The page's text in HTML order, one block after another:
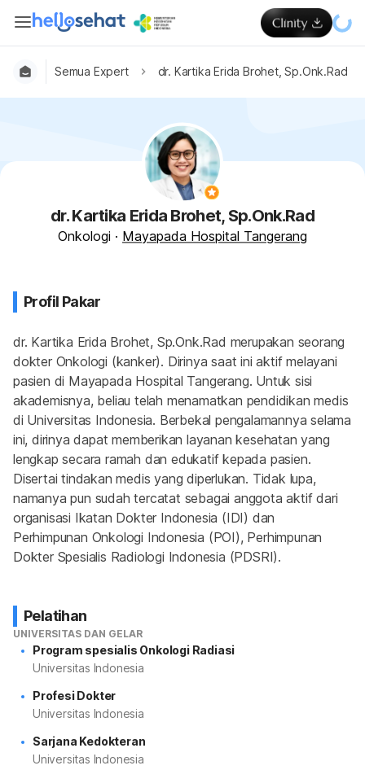
Semua Expert dr. Kartika Erida Brohet, Sp.Onk.Rad
dr. Kartika Erida Brohet, Sp.Onk.Rad
Onkologi · Mayapada Hospital Tangerang
Profil Pakar
dr. Kartika Erida Brohet, Sp.Onk.Rad merupakan seorang
dokter Onkologi (kanker). Dirinya saat ini aktif melayani
pasien di Mayapada Hospital Tangerang. Untuk sisi
akademisnya, beliau telah menamatkan pendidikan medis
di Universitas Indonesia. Berbekal pengalamannya selama
ini, dirinya dapat memberikan layanan kesehatan yang
lengkap secara ramah dan edukatif kepada pasien.
Disertai tindakan medis yang diperlukan. Tidak lupa,
namanya pun sudah tercatat sebagai anggota aktif dari
organisasi Ikatan Dokter Indonesia (IDI) dan
Perhimpunan Onkologi Indonesia (POI), Perhimpunan
Dokter Spesialis Radiologi Indonesia (PDSRI).
Pelatihan
UNIVERSITAS DAN GELAR
Program spesialis Onkologi Radiasi
Universitas Indonesia
Profesi Dokter
Universitas Indonesia
Sarjana Kedokteran
Universitas Indonesia